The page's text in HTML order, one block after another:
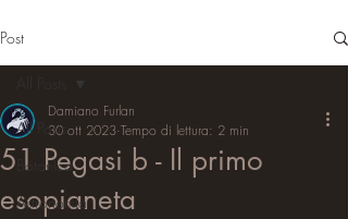
Post
All Posts
Botanica
Astronomia
51 Pegasi b - Il primo
esopianeta
Damiano Furlan
30 ott 2023 Tempo di lettura: 2 min